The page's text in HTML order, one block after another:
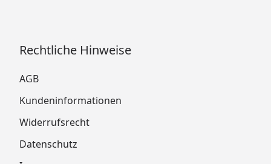
Rechtliche Hinweise
AGB
Kundeninformationen
Widerrufsrecht
Datenschutz